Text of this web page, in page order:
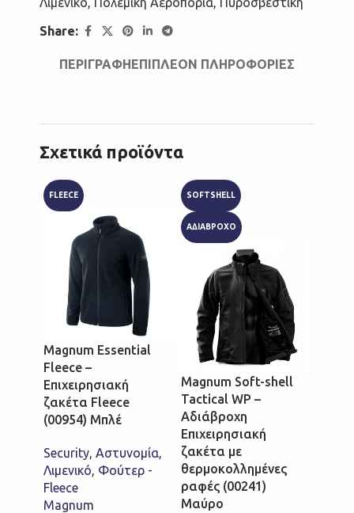
Share:
ΠΕΡΙΓΡΑΦΉΕΠΙΠΛΈΟΝ ΠΛΗΡΟΦΟΡΊΕΣ
Σχετικά προϊόντα
FLEECE
Magnum Essential
Fleece –
Επιχειρησιακή
ζακέτα Fleece
(00954) Μπλέ
Security, Αστυνομία,
Λιμενικό, Φούτερ -
Fleece
Magnum
SOFTSHELL
ΑΔΙΑΒΡΟΧΟ
Magnum Soft-shell
Tactical WP –
Αδιάβροχη
Επιχειρησιακή
ζακέτα με
θερμοκολλημένες
ραφές (00241)
Μαύρο